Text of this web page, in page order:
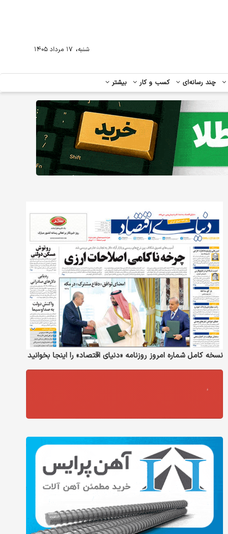
چند رسانه‌ای کسب و کار بیشتر
شنبه، ۱۷ مرداد ۱۴۰۵
نسخه کامل شماره امروز روزنامه «دنیای‌ اقتصاد» را اینجا بخوانید